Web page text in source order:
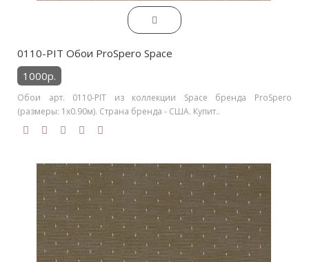
0110-PIT Обои ProSpero Space
1000р.
Обои арт. 0110-PIT из коллекции Space бренда ProSpero
(размеры: 1х0.90м). Страна бренда - США. Купит..